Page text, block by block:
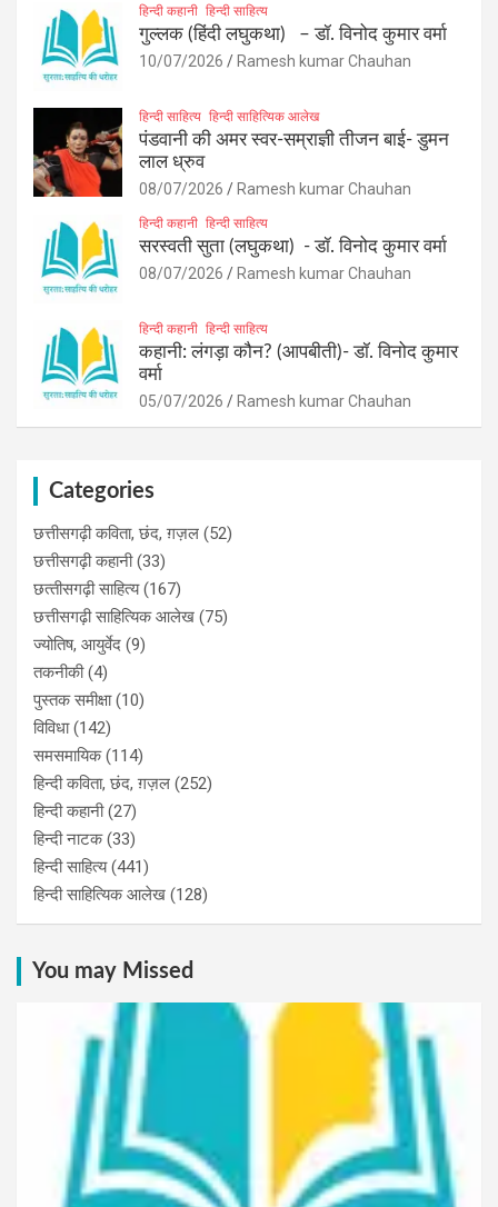
हिन्दी कहानी हिन्दी साहित्य
गुल्लक (हिंदी लघुकथा) – डॉ. विनोद कुमार वर्मा
10/07/2026 Ramesh kumar Chauhan
हिन्दी साहित्य हिन्दी साहित्यिक आलेख
पंडवानी की अमर स्वर-सम्राज्ञी तीजन बाई- डुमन
लाल ध्रुव
08/07/2026 Ramesh kumar Chauhan
हिन्दी कहानी हिन्दी साहित्य
सरस्वती सुता (लघुकथा) ​- डॉ. विनोद कुमार वर्मा
08/07/2026 Ramesh kumar Chauhan
हिन्दी कहानी हिन्दी साहित्य
कहानी: लंगड़ा कौन? (आपबीती)​- डॉ. विनोद कुमार
वर्मा
05/07/2026 Ramesh kumar Chauhan
Categories
छत्तीसगढ़ी कविता, छंद, ग़ज़ल (52)
छत्तीसगढ़ी कहानी(33)
छत्‍तीसगढ़ी साहित्‍य(167)
छत्तीसगढ़ी साहित्यिक आलेख (75)
ज्योतिष, आयुर्वेद (9)
तकनीकी(4)
पुस्‍तक समीक्षा(10)
विविधा(142)
समसमायिक(114)
हिन्दी कविता, छंद, ग़ज़ल (252)
हिन्दी कहानी(27)
हिन्‍दी नाटक(33)
हिन्दी साहित्य(441)
हिन्दी साहित्यिक आलेख (128)
You may Missed